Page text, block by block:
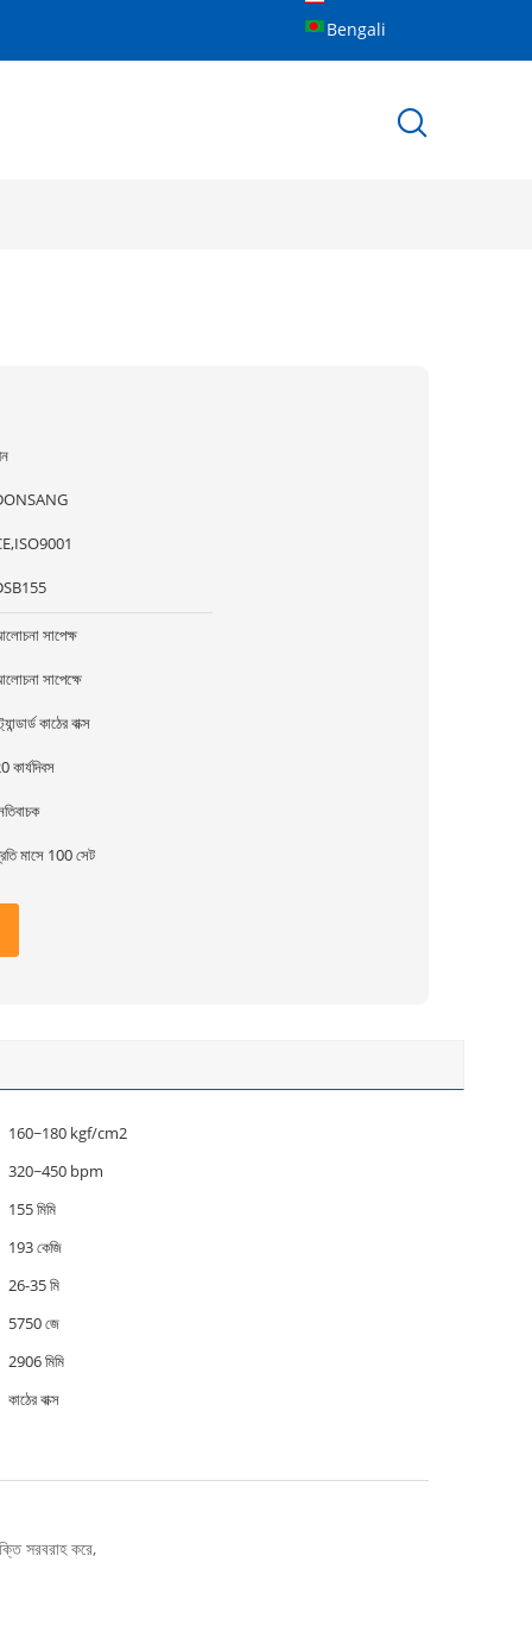
Bengali
সাপেক্ষ
সাপেক্ষে
কাঠের বাক্স
কার্যদিবস
মাসে 100 সেট
160~180 kgf/cm2
320~450 bpm
155 মিমি
193 কেজি
26-35 মি
5750 জে
2906 মিমি
কাঠের বাক্স
সরবরাহ করে,